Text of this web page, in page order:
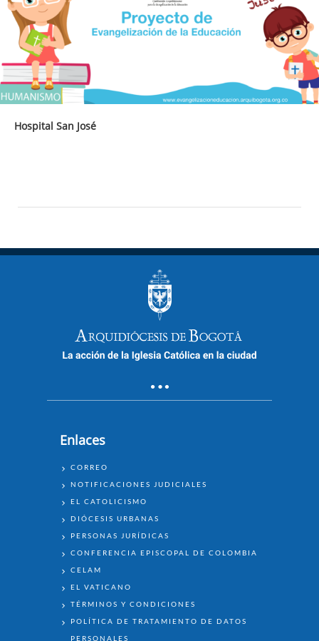
Hospital San José
Enlaces
ENLACES
CORREO
NOTIFICACIONES JUDICIALES
EL CATOLICISMO
DIÓCESIS URBANAS
PERSONAS JURÍDICAS
CONFERENCIA EPISCOPAL DE COLOMBIA
CELAM
EL VATICANO
TÉRMINOS Y CONDICIONES
POLÍTICA DE TRATAMIENTO DE DATOS
PERSONALES